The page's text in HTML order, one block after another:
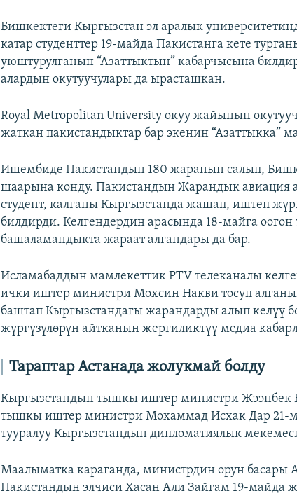
Бишкектеги Кыргызстан эл аралык
катар студенттер 19-майда Пакистанга кете
уюштурулганын “Азаттыктын” кабарчысына
алардын окутуучулары да ырасташкан.
Royal Metropolitan University окуу жайынын
жаткан пакистандыктар бар экенин “Азаттыкка”
Ишембиде Пакистандын 180 жаранын салып,
шаарына конду. Пакистандын Жарандык авиация
студент, калганы Кыргызстанда жашап, иштеп
билдирди. Келгендердин арасында 18-майга
башаламандыкта жараат алгандары да бар.
Исламабаддын мамлекеттик PTV телеканалы
ички иштер министри Мохсин Накви тосуп
баштап Кыргызстандагы жарандарды алып келүү
жүргүзүлөрүн айтканын жергиликтүү медиа
Тараптар Астанада жолукмай болду
Кыргызстандын тышкы иштер министри Жээнбек
тышкы иштер министри Мохаммад Исхак Дар 21-
тууралуу Кыргызстандын дипломатиялык
Маалыматка караганда, министрдин орун басары
Пакистандын элчиси Хасан Али Зайгам 19-майда